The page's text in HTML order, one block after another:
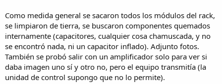
Como medida general se sacaron todos los módulos del rack,
se limpiaron de tierra, se buscaron componentes quemados
internamente (capacitores, cualquier cosa chamuscada, y no
se encontró nada, ni un capacitor inflado). Adjunto fotos.
También se probó salir con un amplificador solo para ver si
daba imagen uno sí y otro no, pero el equipo transmitía (la
unidad de control supongo que no lo permite).